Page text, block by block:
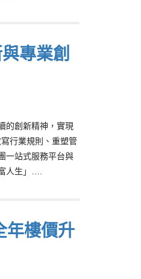
專業創
的創新精神，實現
行業規則、重塑管
一站式服務平台與
人生」….
年樓價升